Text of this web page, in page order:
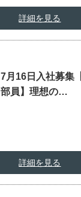
詳細を見る
7月16日入社募集
部員】理想の…
詳細を見る